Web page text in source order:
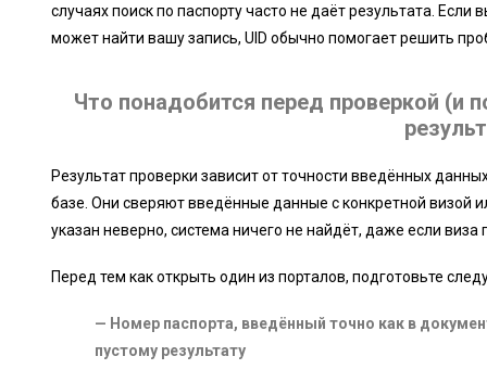
случаях поиск по паспорту часто не даёт результата.
может найти вашу запись, UID обычно помогает решить
Что понадобится перед проверкой (и
Результат проверки зависит от точности введённых
базе. Они сверяют введённые данные с конкретной визой
указан неверно, система ничего не найдёт, даже если виза
Перед тем как открыть один из порталов, подготовьте
— Номер паспорта, введённый точно как в
пустому результату